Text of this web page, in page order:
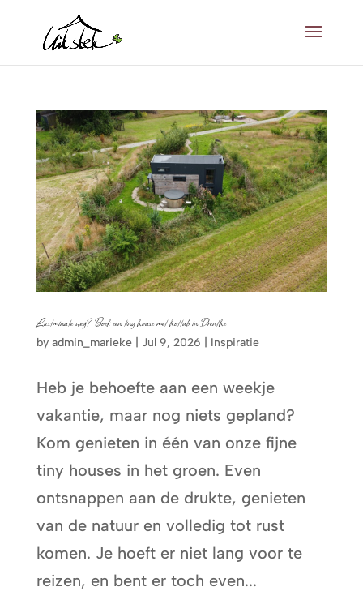
Lastminute weg? Boek een tiny house met hottub in Drenthe
by admin_marieke| Jul 9, 2026 Inspiratie
Heb je behoefte aan een weekje
vakantie, maar nog niets gepland?
Kom genieten in één van onze fijne
tiny houses in het groen. Even
ontsnappen aan de drukte, genieten
van de natuur en volledig tot rust
komen. Je hoeft er niet lang voor te
reizen, en bent er toch even...